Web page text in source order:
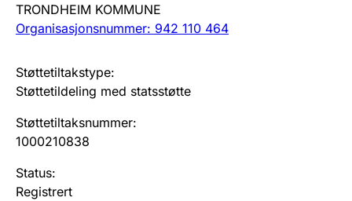
Jeger
Ektepaktveileder
TRONDHEIM KOMMUNE
Organisasjonsnummer: 942 110 464
Støttetiltakstype:
Støttetildeling med statsstøtte
Støttetiltaksnummer:
1000210838
Status:
Registrert